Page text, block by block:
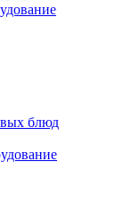
блюд